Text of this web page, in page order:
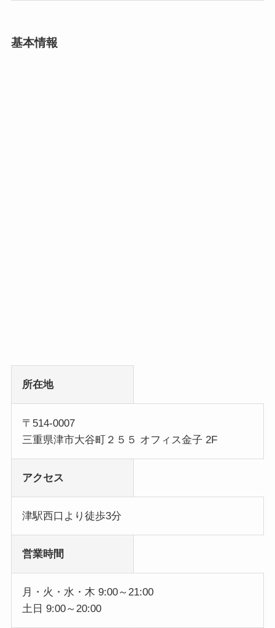
基本情報
所在地
〒514-0007
三重県津市大谷町２５５ オフィス金子 2F
アクセス
津駅西口より徒歩3分
営業時間
月・火・水・木 9:00～21:00
土日 9:00～20:00